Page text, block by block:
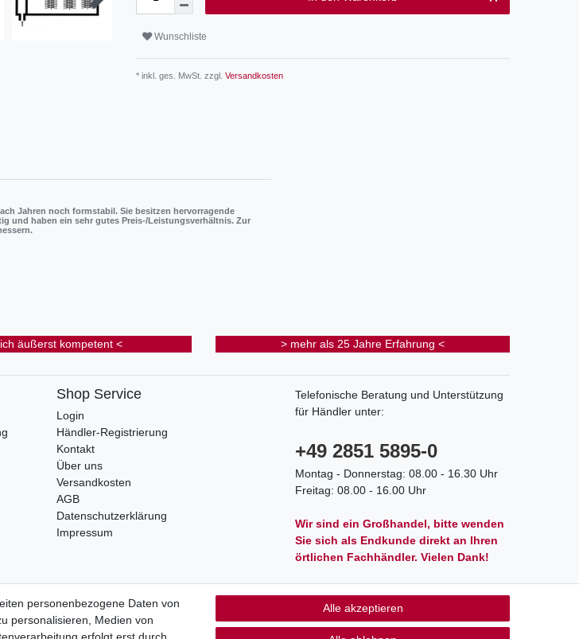
Wunschliste
* inkl. ges. MwSt. zzgl. Versandkosten
Jahren noch formstabil. Sie besitzen hervorragende
und haben ein sehr gutes Preis-/Leistungsverhältnis. Zur
äußerst kompetent < > mehr als 25 Jahre Erfahrung <
Shop Service
Login
Händler-Registrierung
Kontakt
Über uns
Versandkosten
AGB
Datenschutzerklärung
Impressum
Telefonische Beratung und Unterstützung
für Händler unter:
+49 2851 5895-0
Montag - Donnerstag: 08.00 - 16.30 Uhr
Freitag: 08.00 - 16.00 Uhr
Wir sind ein Großhandel, bitte wenden
Sie sich als Endkunde direkt an Ihren
örtlichen Fachhändler. Vielen Dank!
Daten­schutz­erklärung Kontakt
personenbezogene Daten von
personalisieren, Medien von
Alle akzeptieren